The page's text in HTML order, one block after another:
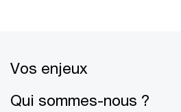
Vos enjeux
Qui sommes-nous ?